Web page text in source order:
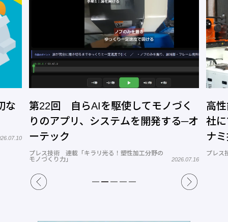
な
第22回 自らAIを駆使してモノづく
りのアプリ、システムを開発する─オ
ーテック
プレス技術 連載「キラリ光る！塑性加工分野の
モノづくり力」
2026.07.16
高
社
ナ
プレス